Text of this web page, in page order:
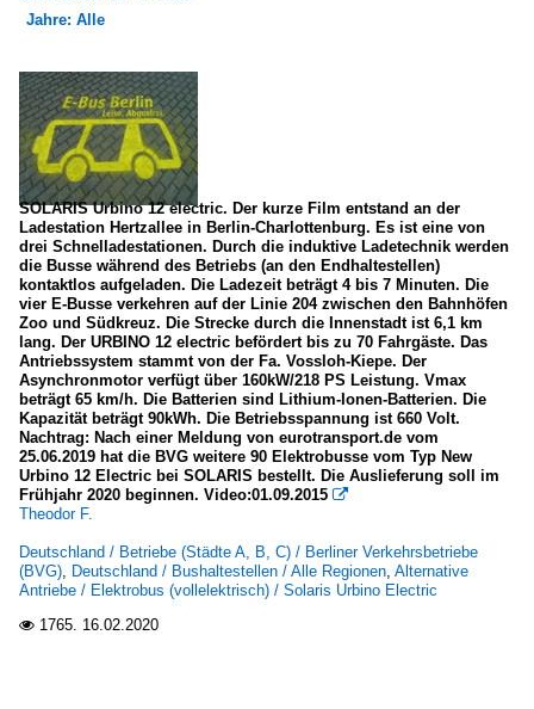
Alternative Antriebe
Elektrobus (vollelektrisch)
Solaris Urbino Electric
Sonstige
Deutschland
Betriebe (Städte A, B, C)
Berliner Verkehrsbetriebe (BVG)
Städte A - C
Berlin
Karlsruhe
Jahre: Alle
Alle Jahre
2010
2012
2015
2017
SOLARIS Urbino 12 electric. Der kurze Film entstand an der
Ladestation Hertzallee in Berlin-Charlottenburg. Es ist eine von
drei Schnelladestationen. Durch die induktive Ladetechnik werden
die Busse während des Betriebs (an den Endhaltestellen)
kontaktlos aufgeladen. Die Ladezeit beträgt 4 bis 7 Minuten. Die
vier E-Busse verkehren auf der Linie 204 zwischen den Bahnhöfen
Zoo und Südkreuz. Die Strecke durch die Innenstadt ist 6,1 km
lang. Der URBINO 12 electric befördert bis zu 70 Fahrgäste. Das
Antriebssystem stammt von der Fa. Vossloh-Kiepe. Der
Asynchronmotor verfügt über 160kW/218 PS Leistung. Vmax
beträgt 65 km/h. Die Batterien sind Lithium-Ionen-Batterien. Die
Kapazität beträgt 90kWh. Die Betriebsspannung ist 660 Volt.
Nachtrag: Nach einer Meldung von eurotransport.de vom
25.06.2019 hat die BVG weitere 90 Elektrobusse vom Typ New
Urbino 12 Electric bei SOLARIS bestellt. Die Auslieferung soll im
Frühjahr 2020 beginnen. Video:01.09.2015 
Theodor F.
Deutschland / Betriebe (Städte A, B, C) / Berliner Verkehrsbetriebe
(BVG), Deutschland / Bushaltestellen / Alle Regionen, Alternative
Antriebe / Elektrobus (vollelektrisch) / Solaris Urbino Electric
 1765. 16.02.2020